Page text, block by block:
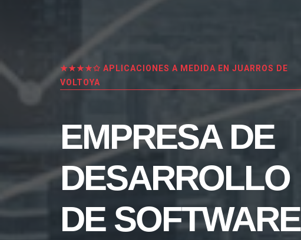
★★★★✩ APLICACIONES A MEDIDA EN JUARROS DE
VOLTOYA
EMPRESA DE
DESARROLLO
DE SOFTWARE